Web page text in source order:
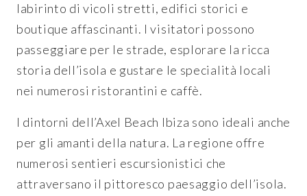
labirinto di vicoli stretti, edifici storici e
boutique affascinanti. I visitatori possono
passeggiare per le strade, esplorare la ricca
storia dell’isola e gustare le specialità locali
nei numerosi ristorantini e caffè.
I dintorni dell’Axel Beach Ibiza sono ideali anche
per gli amanti della natura. La regione offre
numerosi sentieri escursionistici che
attraversano il pittoresco paesaggio dell’isola.